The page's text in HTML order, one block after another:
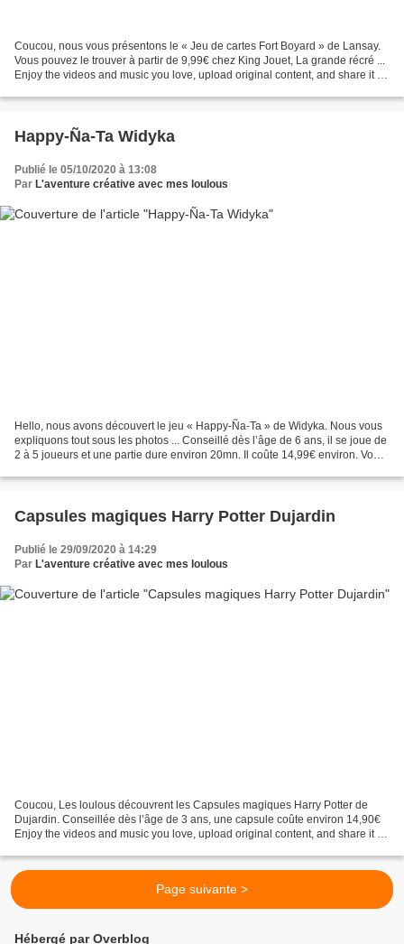
Coucou, nous vous présentons le « Jeu de cartes Fort Boyard » de Lansay.
Vous pouvez le trouver à partir de 9,99€ chez King Jouet, La grande récré ...
Enjoy the videos and music you love, upload original content, and share it all
Happy-Ña-Ta Widyka
Publié le 05/10/2020 à 13:08
Par L'aventure créative avec mes loulous
Hello, nous avons découvert le jeu « Happy-Ña-Ta » de Widyka. Nous vous
expliquons tout sous les photos ... Conseillé dès l’âge de 6 ans, il se joue de
2 à 5 joueurs et une partie dure environ 20mn. Il coûte 14,99€ environ. Vous
Capsules magiques Harry Potter Dujardin
Publié le 29/09/2020 à 14:29
Par L'aventure créative avec mes loulous
Coucou, Les loulous découvrent les Capsules magiques Harry Potter de
Dujardin. Conseillée dès l’âge de 3 ans, une capsule coûte environ 14,90€
Enjoy the videos and music you love, upload original content, and share it all
Page suivante >
Hébergé par Overblog